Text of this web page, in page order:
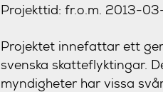
Projekttid: fr.o.m. 2013-
Projektet innefattar ett
svenska skatteflyktingar.
myndigheter har vissa